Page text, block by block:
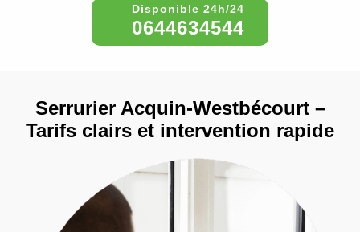
0644634544
Serrurier Acquin-Westbécourt –
Tarifs clairs et intervention rapide